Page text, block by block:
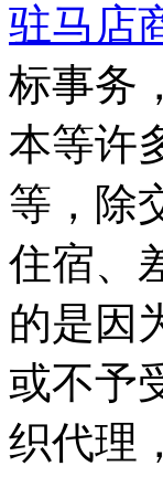
驻马店
标事务
本等许
等，除
住宿、
的是因
或不予
织代理